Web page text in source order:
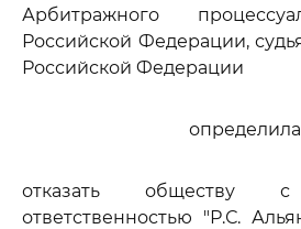
Арбитражного
Российской Федерации,
Российской Федерации
отказать обществу с
ответственностью "Р.С.